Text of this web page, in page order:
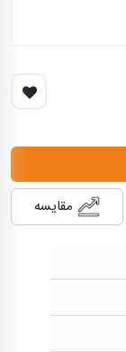
مقایسه